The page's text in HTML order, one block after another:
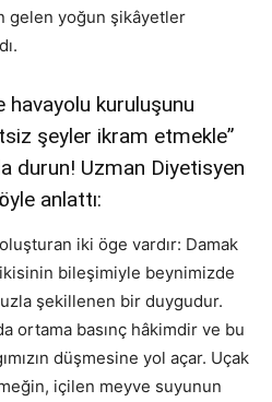
gelen yoğun şikâyetler
havayolu kuruluşunu
şeyler ikram etmekle”
durun! Uzman Diyetisyen
anlattı:
iki öge vardır: Damak
bileşimiyle beynimizde
şekillenen bir duygudur.
ortama basınç hâkimdir ve bu
düşmesine yol açar. Uçak
içilen meyve suyunun